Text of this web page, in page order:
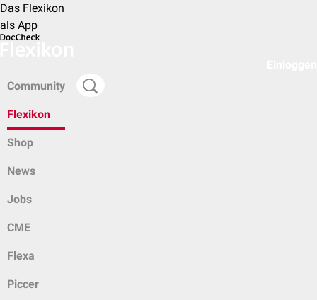
Das Flexikon
als App
Community
Flexikon
Shop
News
Jobs
CME
Flexa
Piccer